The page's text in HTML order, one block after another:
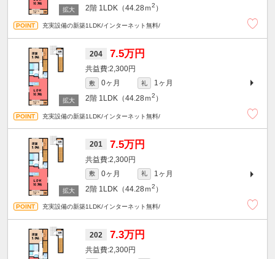
2階 1LDK（44.28ｍ2 ）
充実設備の新築1LDK/インターネット無料/
204 7.5万円
2,300円
敷 0ヶ月 礼
1ヶ月
2階 1LDK（44.28ｍ2 ）
充実設備の新築1LDK/インターネット無料/
201 7.5万円
2,300円
敷 0ヶ月 礼
1ヶ月
2階 1LDK（44.28ｍ2 ）
充実設備の新築1LDK/インターネット無料/
202 7.3万円
2,300円